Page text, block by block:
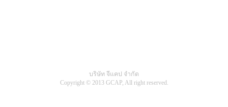
บริษัท จีแคป จำกัด
Copyright © 2013 GCAP, All right reserved.